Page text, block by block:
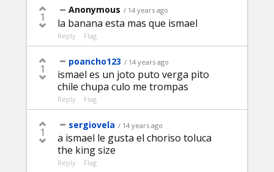
1
Anonymous / 14 years ago
la banana esta mas que ismael
Reply Flag
1
poancho123 / 14 years ago
ismael es un joto puto verga pito
chile chupa culo me trompas
Reply Flag
1
sergiovela / 14 years ago
a ismael le gusta el choriso toluca
the king size
Reply Flag